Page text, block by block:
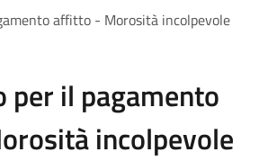
affitto - Morosità incolpevole
per il pagamento
incolpevole